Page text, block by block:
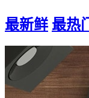
最新鲜 最热门